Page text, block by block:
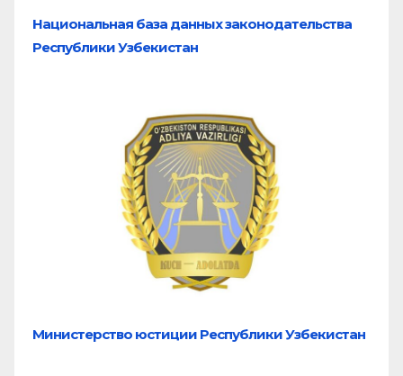
Национальная база данных законодательства
Республики Узбекистан
Министерство юстиции Республики Узбекистан